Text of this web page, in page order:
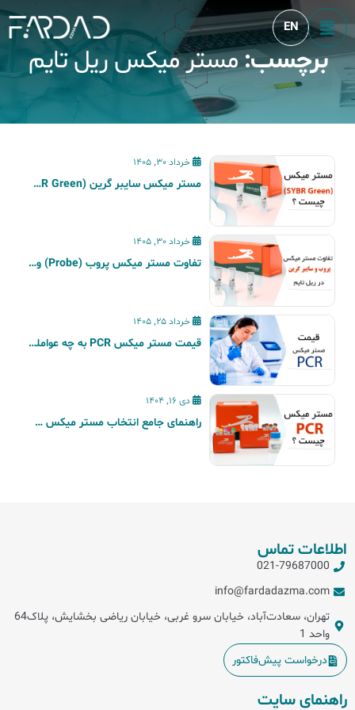
EN
Blog برچسب:مستر میکس ریل تایم
خرداد 30, 1405
مستر میکس سایبر گرین (SYBR Green) چیست؟ کاربرد آن در Real-Time PCR
خرداد 30, 1405
تفاوت مستر میکس پروب (Probe) و سایبر گرین (SYBR Green) در ریل تایم
خرداد 25, 1405
قیمت مستر میکس PCR به چه عواملی بستگی دارد؟
دی 16, 1404
راهنمای جامع انتخاب مستر میکس PCR و qPCR
اطلاعات تماس
021-79687000
info@fardadazma.com
تهران، سعادت‌آباد، خیابان سرو غربی، خیابان ریاضی بخشایش، پلاک64
واحد 1
راهنمای سایت
درخواست پیش‌فاکتور